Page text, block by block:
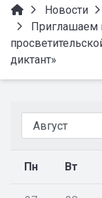
Новости
Приглашаем
диктант»
Пн Вт